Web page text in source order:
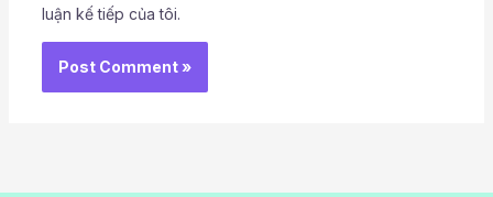
luận kế tiếp của tôi.